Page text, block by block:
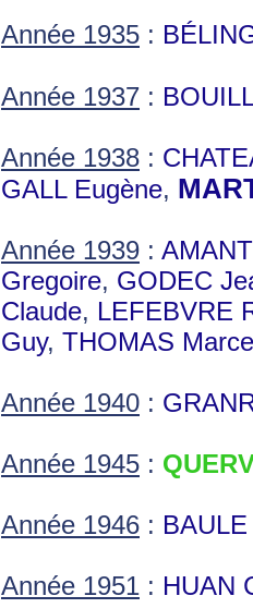
Année 1935 :
Année 1937 :
Année 1938 :
GALL Eugène,
Année 1939 :
Gregoire, GODEC
Claude, LEFEBVRE
Guy, THOMAS
Année 1940 :
Année 1945 :
Année 1946 :
Année 1951 : HUAN